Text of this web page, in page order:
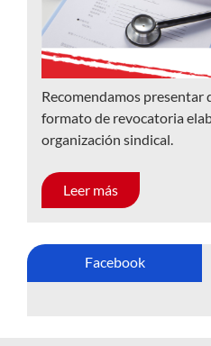
Recomendamos presentar
formato de revocatoria
organización sindical.
Leer más
Facebook